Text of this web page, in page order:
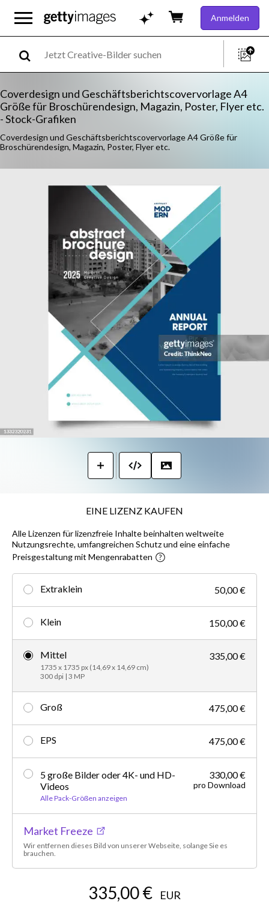
Anmelden
Coverdesign und Geschäftsberichtscovervorlage A4
Größe für Broschürendesign, Magazin, Poster, Flyer etc.
- Stock-Grafiken
Coverdesign und Geschäftsberichtscovervorlage A4 Größe für
Broschürendesign, Magazin, Poster, Flyer etc.
EINE LIZENZ KAUFEN
Alle Lizenzen für lizenzfreie Inhalte beinhalten weltweite
Nutzungsrechte, umfangreichen Schutz und eine einfache
Preisgestaltung mit Mengenrabatten
Extraklein 50,00 €
Klein 150,00 €
Mittel
1735 x 1735 px (14,69 x 14,69 cm)
300 dpi | 3 MP
335,00 €
Groß 475,00 €
EPS 475,00 €
5 große Bilder oder 4K- und HD-
Videos
Alle Pack-Größen anzeigen
330,00 €
pro Download
Market Freeze
Wir entfernen dieses Bild von unserer Webseite, solange Sie es
brauchen.
335,00 € EUR